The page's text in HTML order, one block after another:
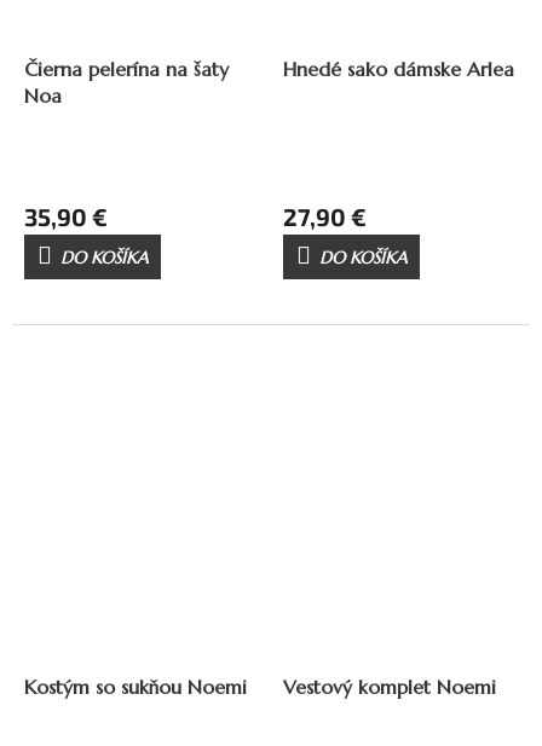
Čierna pelerína na šaty
Noa
35,90 €
DO KOŠÍKA
Hnedé sako dámske Arlea
27,90 €
DO KOŠÍKA
Kostým so sukňou Noemi Vestový komplet Noemi